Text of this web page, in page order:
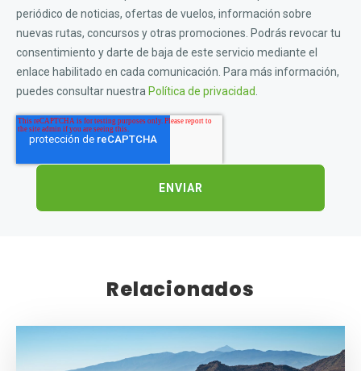
periódico de noticias, ofertas de vuelos, información sobre
nuevas rutas, concursos y otras promociones. Podrás revocar tu
consentimiento y darte de baja de este servicio mediante el
enlace habilitado en cada comunicación. Para más información,
puedes consultar nuestra Política de privacidad.
Relacionados